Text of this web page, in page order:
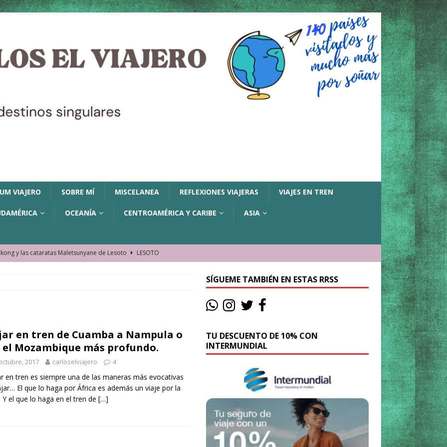
VIAJERO SOBRE MÍ MISCELANEA REFLEXIONES VIAJERAS VIAJES EN TREN
OCEANÍA CENTROAMÉRICA Y CARIBE ASIA
y las cataratas Maletsunyane de Lesoto
LESOTO
La historia de la misteriosa avioneta de la playa
JAMAICA
moverse en Seychelles de manera sostenible
El barrio más castizo de Malabo GUINEA ECUATORIAL
en tren de Cuamba a Nampula o
el Mozambique más profundo.
2017 carloselviajero 4
en tren es siempre una de las maneras más evocativas
El que lo haga por África es además un viaje por la
el que lo haga en el tren de […]
SÍGUEME TAMBIÉN EN ESTAS RRSS
TU DESCUENTO DE 10% CON
INTERMUNDIAL